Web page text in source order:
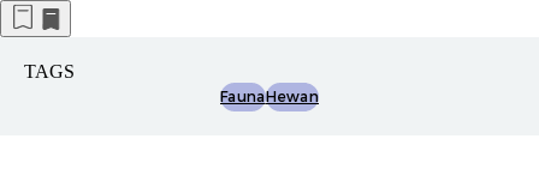
TAGS
FaunaHewan